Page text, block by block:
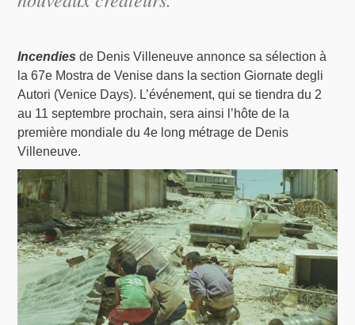
Incendies de Denis Villeneuve annonce sa sélection à
la 67e Mostra de Venise dans la section Giornate degli
Autori (Venice Days). L’événement, qui se tiendra du 2
au 11 septembre prochain, sera ainsi l’hôte de la
première mondiale du 4e long métrage de Denis
Villeneuve.